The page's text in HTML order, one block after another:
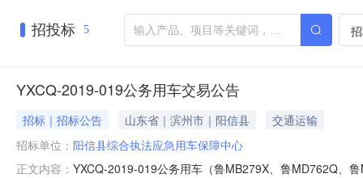
招投标 5
YXCQ-2019-019公务用车交易公告
招标｜招标公告 山东省｜滨州市｜阳信县
交通运输
招标单位： 阳信县综合执法应急用车保障中心
正文内容： YXCQ-2019-019公务用车（鲁MB279X、鲁MD762Q、